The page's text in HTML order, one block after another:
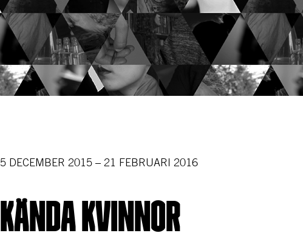
5 DECEMBER 2015 – 21 FEBRUARI 2016
KÄnda kvinnor